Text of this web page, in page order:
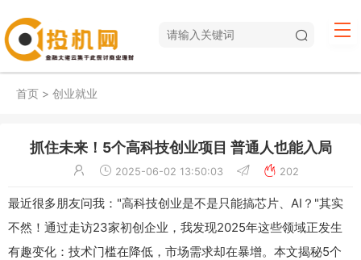
首页 > 创业就业
抓住未来！5个高科技创业项目 普通人也能入局
2025-06-02 13:50:03 202
最近很多朋友问我："高科技创业是不是只能搞芯片、AI？"其实
不然！通过走访23家初创企业，我发现2025年这些领域正发生
有趣变化：技术门槛在降低，市场需求却在暴增。本文揭秘5个